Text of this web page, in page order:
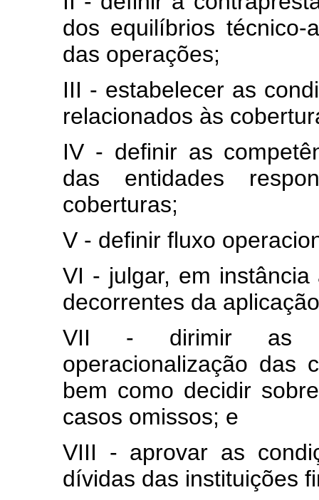
dos equilíbrios técnico-
das operações;
III - estabelecer as
relacionados às
IV - definir as
das entidades
coberturas;
V - definir fluxo
VI - julgar, em
decorrentes da
VII - dirimir as
operacionalização das
bem como decidir
casos omissos; e
VIII - aprovar as
dívidas das instituições